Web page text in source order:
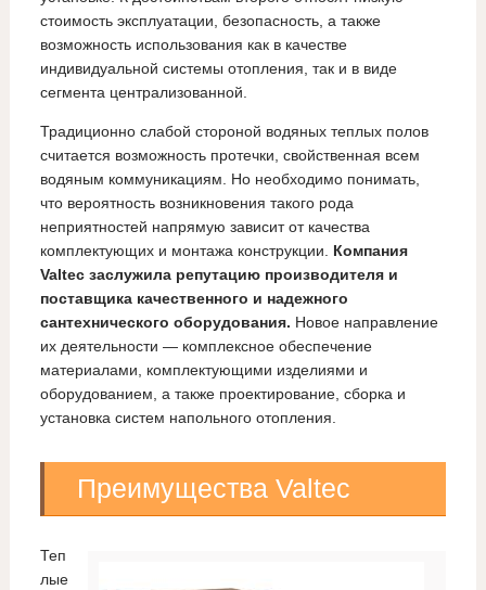
стоимость эксплуатации, безопасность, а также
возможность использования как в качестве
индивидуальной системы отопления, так и в виде
сегмента централизованной.
Традиционно слабой стороной водяных теплых полов
считается возможность протечки, свойственная всем
водяным коммуникациям. Но необходимо понимать,
что вероятность возникновения такого рода
неприятностей напрямую зависит от качества
комплектующих и монтажа конструкции. Компания
Valtec заслужила репутацию производителя и
поставщика качественного и надежного
сантехнического оборудования. Новое направление
их деятельности — комплексное обеспечение
материалами, комплектующими изделиями и
оборудованием, а также проектирование, сборка и
установка систем напольного отопления.
Преимущества Valtec
Теп
лые